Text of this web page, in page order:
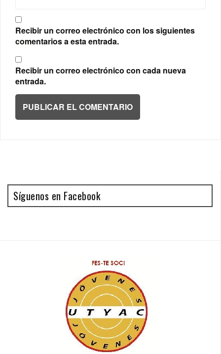
Recibir un correo electrónico con los siguientes
comentarios a esta entrada.
Recibir un correo electrónico con cada nueva
entrada.
Síguenos en Facebook